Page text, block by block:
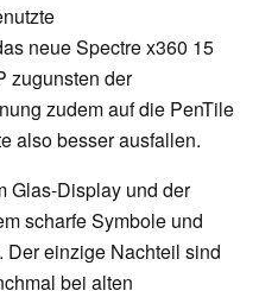
neue Spectre x360 15
zugunsten der
zudem auf die PenTile
also besser ausfallen.
Glas-Display und der
scharfe Symbole und
Der einzige Nachteil sind
bei alten